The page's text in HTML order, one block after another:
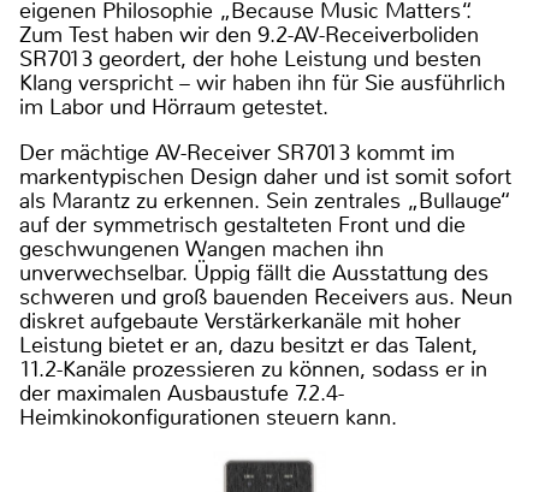
eigenen Philosophie „Because Music Matters“.
Zum Test haben wir den 9.2-AV-Receiverboliden
SR7013 geordert, der hohe Leistung und besten
Klang verspricht – wir haben ihn für Sie ausführlich
im Labor und Hörraum getestet.
Der mächtige AV-Receiver SR7013 kommt im
markentypischen Design daher und ist somit sofort
als Marantz zu erkennen. Sein zentrales „Bullauge“
auf der symmetrisch gestalteten Front und die
geschwungenen Wangen machen ihn
unverwechselbar. Üppig fällt die Ausstattung des
schweren und groß bauenden Receivers aus. Neun
diskret aufgebaute Verstärkerkanäle mit hoher
Leistung bietet er an, dazu besitzt er das Talent,
11.2-Kanäle prozessieren zu können, sodass er in
der maximalen Ausbaustufe 7.2.4-
Heimkinokonfigurationen steuern kann.